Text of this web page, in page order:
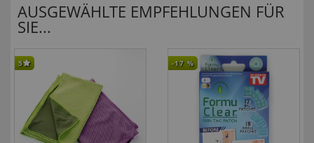
AUSGEWÄHLTE EMPFEHLUNGEN FÜR
SIE...
5 -17 %